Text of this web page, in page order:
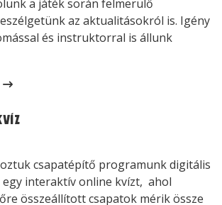
a játék során felmerülő
az aktualitásokról is. Igény
és instruktorral is állunk
csapatépítő programunk digitális
interaktív online kvízt, ahol
összeállított csapatok mérik össze